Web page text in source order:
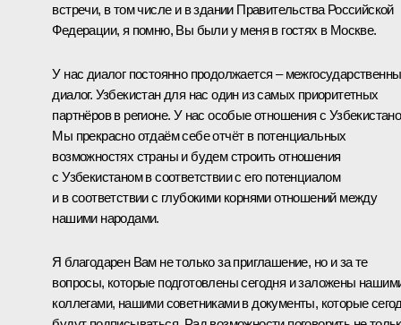
встречи, в том числе и в здании Правительства Российской
Федерации, я помню, Вы были у меня в гостях в Москве.
У нас диалог постоянно продолжается –
диалог. Узбекистан для нас один из самых приоритетных
партнёров в регионе. У нас особые отношения с
Мы прекрасно отдаём себе отчёт в потенциальных
возможностях страны и будем строить отношения
с Узбекистаном в соответствии с его потенциалом
и в соответствии с глубокими корнями отношений между
нашими народами.
Я благодарен Вам не только за приглашение, но и за те
вопросы, которые подготовлены сегодня и заложены
коллегами, нашими советниками в документы, которые